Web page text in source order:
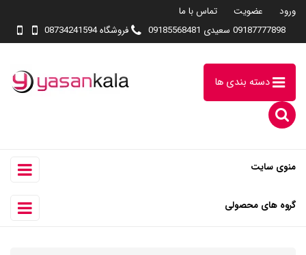
ورود عضویت
تماس با ما
09187777898 سعیدی 09185568481
فروشگاه 08734241594
دسته بندی ها
منوی سایت
گروه های محصولی